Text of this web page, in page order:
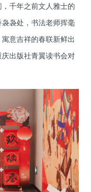
千年之前文人雅士的
袅处，书法老师挥毫
意吉祥的春联新鲜出
出版社青翼读书会对